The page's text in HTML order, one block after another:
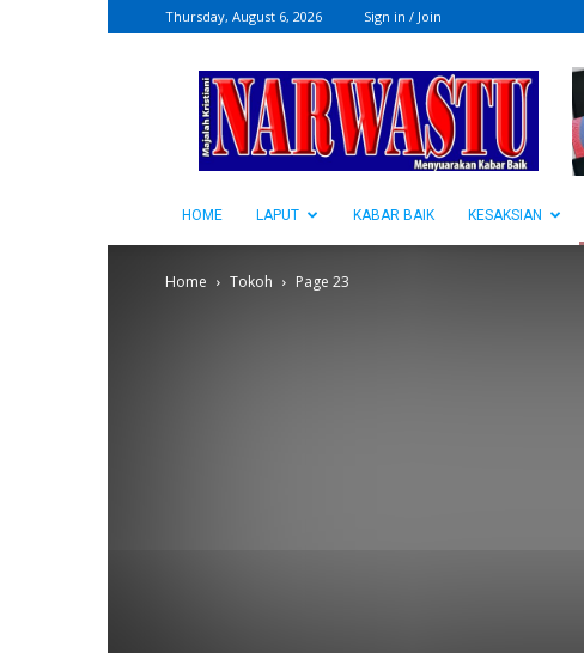
Thursday, August 6, 2026 Sign in / Join
NARWASTU.ID
HOME LAPUT KABAR BAIK KESAKSIAN
Home Tokoh Page 23